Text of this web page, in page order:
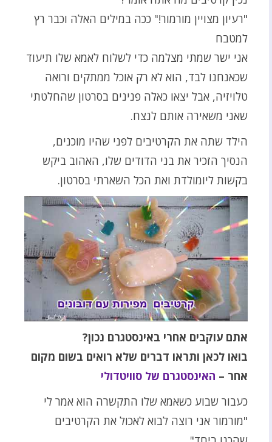
"רעיון מצויין מורמור!" ככה במילים האלה וכבר רץ
למטבח
אני ישר שמתי מצלמה כדי לשלוח לאמא שלו תיעוד
שכאנחנו לבד, הוא לא רק אוכל ממתקים ורואה
טלויזיה, אבל יצאו כאלה פנינים בסרטון שהחלטתי
שאני משאירה אותם לנצח.
הילד שתה את הקרטיבים לפני שהיו מוכנים,
הנסיך הזכיר את בני הדודים שלו, האהוב ביקש
בקשות ליומולדת ואת הכל השארתי בסרטון.
אתם עוקבים אחרי באינסטגרם נכון?
בואו לכאן ותראו דברים שלא רואים בשום מקום
אחר – האינסטגרם של סוויטדולי
כעבור שבוע כשאמא שלו התקשרה הוא אמר לי
"מורמור אני רוצה לבוא לאכול את הקרטיבים